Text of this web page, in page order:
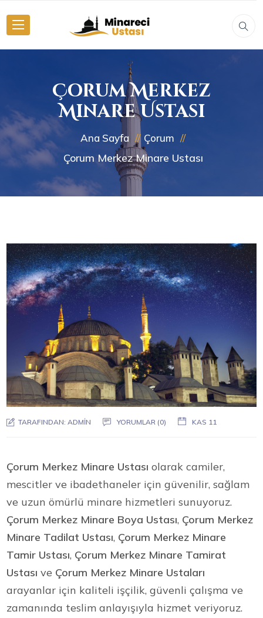
Çorum Merkez
Minare Ustası
Ana Sayfa Çorum
Çorum Merkez Minare Ustası
TARAFINDAN:ADMIN YORUMLAR (0) KAS 11
Çorum Merkez Minare Ustası olarak camiler,
mescitler ve ibadethaneler için güvenilir, sağlam
ve uzun ömürlü minare hizmetleri sunuyoruz.
Çorum Merkez Minare Boya Ustası, Çorum Merkez
Minare Tadilat Ustası, Çorum Merkez Minare
Tamir Ustası, Çorum Merkez Minare Tamirat
Ustası ve Çorum Merkez Minare Ustaları
arayanlar için kaliteli işçilik, güvenli çalışma ve
zamanında teslim anlayışıyla hizmet veriyoruz.